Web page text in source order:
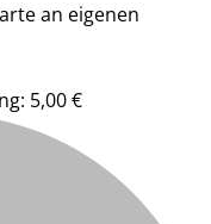
an eigenen
5,00 €